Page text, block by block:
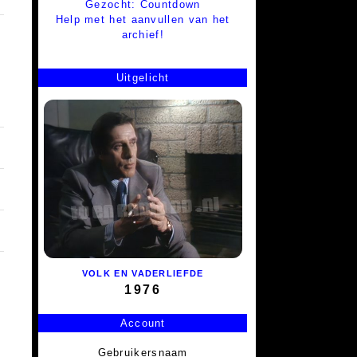
Gezocht: Countdown
Help met het aanvullen van het
archief!
Uitgelicht
VOLK EN VADERLIEFDE
1976
Account
Gebruikersnaam